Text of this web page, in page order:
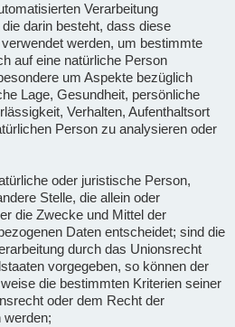
Verarbeitung
darin besteht, dass diese
werden, um bestimmte
auf eine natürliche Person
um Aspekte bezüglich
Lage, Gesundheit, persönliche
Verhalten, Aufenthaltsort
Person zu analysieren oder
oder juristische Person,
Stelle, die allein oder
die Zwecke und Mittel der
Daten entscheidet; sind die
durch das Unionsrecht
vorgegeben, so können der
die bestimmten Kriterien seiner
oder dem Recht der
werden;